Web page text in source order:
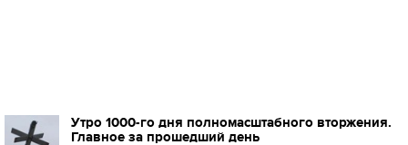
Утро 1000-го дня полномасштабного вторжения.
Главное за прошедший день